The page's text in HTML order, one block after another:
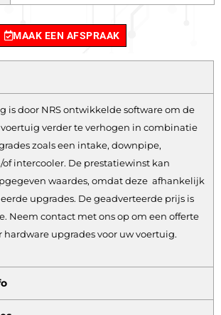
MAAK EEN AFSPRAAK
is door NRS ontwikkelde software om de
verder te verhogen in combinatie
zoals een intake, downpipe,
intercooler. De prestatiewinst kan
waardes, omdat deze afhankelijk
upgrades. De geadverteerde prijs is
Neem contact met ons op om een offerte
hardware upgrades voor uw voertuig.